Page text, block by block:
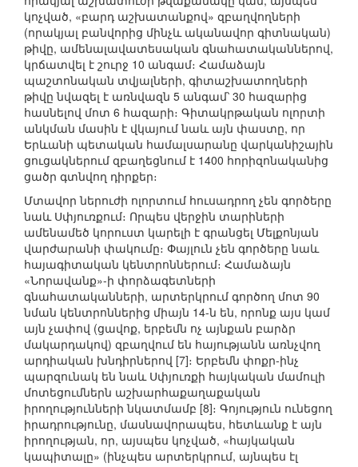
կոչված, «բարդ աշխատանքով» զբաղվողների
(որակյալ բանվորից մինչև ականավոր գիտնական)
թիվը, ամենալավատեսական գնահատականներով,
կրճատվել է շուրջ 10 անգամ։ Համաձայն
պաշտոնական տվյալների, գիտաշխատողների
թիվը նվազել է առնվազն 5 անգամ՝ 30 հազարից
հասնելով մոտ 6 հազարի։ Գիտակրթական ոլորտի
անկման մասին է վկայում նաև այն փաստը, որ
Երևանի պետական համալսարանը վարկանիշային
ցուցակներում զբաղեցնում է 1400 հորիզոնականից
ցածր գտնվող դիրքեր։
Մտավոր ներուժի ոլորտում հուսադրող չեն գործերը
նաև Սփյուռքում։ Որպես վերջին տարիների
ամենամեծ կորուստ կարելի է գրանցել Մելքոնյան
վարժարանի փակումը։ Փայլուն չեն գործերը նաև
հայագիտական կենտրոններում։ Համաձայն
«Նորավանք»-ի փորձագետների
գնահատականների, արտերկրում գործող մոտ 90
նման կենտրոններից միայն 14-ն են, որոնք այս կամ
այն չափով (ցավոք, երբեմն ոչ այնքան բարձր
մակարդակով) զբաղվում են հայությանն առնչվող
արդիական խնդիրներով [7]։ Երբեմն փոքր-ինչ
պարզունակ են նաև Սփյուռքի հայկական մամուլի
մոտեցումներն աշխարհաքաղաքական
իրողությունների նկատմամբ [8]։ Գոյություն ունեցող
իրադրությունը, մասնավորապես, հետևանք է այն
իրողության, որ, այսպես կոչված, «հայկական
կապիտալը» (ինչպես արտերկրում, այնպես էլ